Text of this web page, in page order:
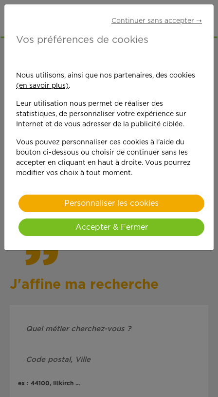
On est toujours plus
performant
quand on y met du
cœur !
J'affine ma recherche
ex : 44100, Illkirch ...
Continuer sans accepter ➝
Vos préférences de cookies
Nous utilisons, ainsi que nos partenaires, des cookies
(en savoir plus).
Leur utilisation nous permet de réaliser des
statistiques, de personnaliser votre expérience sur
Internet et de vous adresser de la publicité ciblée.
Vous pouvez personnaliser ces cookies à l'aide du
bouton ci-dessous ou choisir de continuer sans les
accepter en cliquant en haut à droite. Vous pourrez
modifier vos choix à tout moment.
Personnaliser les cookies
Accepter & Fermer